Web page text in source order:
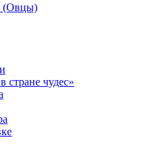
(Овцы)
стране чудес»